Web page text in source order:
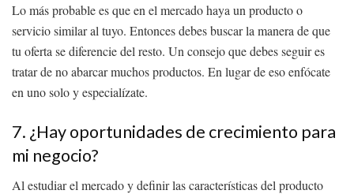
Lo más probable es que en el mercado haya un producto o
servicio similar al tuyo. Entonces debes buscar la manera de que
tu oferta se diferencie del resto. Un consejo que debes seguir es
tratar de no abarcar muchos productos. En lugar de eso enfócate
en uno solo y especialízate.
7. ¿Hay oportunidades de crecimiento para
mi negocio?
Al estudiar el mercado y definir las características del producto